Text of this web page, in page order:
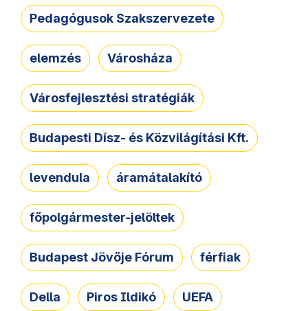
Pedagógusok Szakszervezete
elemzés Városháza
Városfejlesztési stratégiák
Budapesti Dísz- és Közvilágítási Kft.
levendula áramátalakító
főpolgármester-jelöltek
Budapest Jövője Fórum férfiak
Della Piros Ildikó UEFA